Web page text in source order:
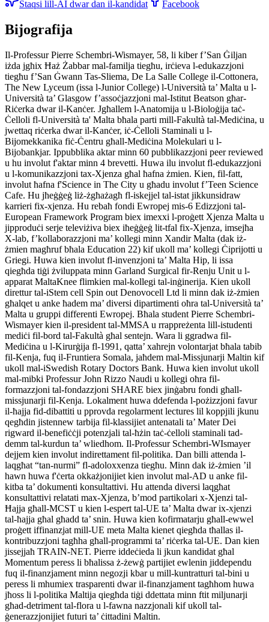
Staqsi lill-AI dwar dan il-kandidat
Facebook
Bijografija
Il-Professur Pierre Schembri-Wismayer, 58, li kiber f’San Ġiljan
iżda jgħix Ħaż Żabbar mal-familja tiegħu, irċieva l-edukazzjoni
tiegħu f’San Ġwann Tas-Sliema, De La Salle College il-Cottonera,
The New Lyceum (issa l-Junior College) l-Università ta’ Malta u l-
Università ta’ Glasgow f’assoċjazzjoni mal-Istitut Beatson għar-
Riċerka dwar il-Kanċer. Jgħallem l-Anatomija u l-Bioloġija taċ-
Ċelloli fl-Università ta' Malta bħala parti mill-Fakultà tal-Mediċina, u
jwettaq riċerka dwar il-Kanċer, iċ-Ċelloli Staminali u l-
Bijomekkanika fiċ-Ċentru għall-Mediċina Molekulari u l-
Bijobankjar. Ippubblika aktar minn 60 pubblikazzjoni peer reviewed
u hu involut f'aktar minn 4 brevetti. Huwa ilu involut fl-edukazzjoni
u l-komunikazzjoni tax-Xjenza għal ħafna żmien. Kien, fil-fatt,
involut ħafna f'Science in The City u għadu involut f’Teen Science
Cafe. Hu jħeġġeġ liż-żgħażagħ fl-iskejjel tal-istat jikkunsidraw
karrieri fix-xjenza. Hu rebaħ fondi Ewropej mis-6 Edizzjoni tal-
European Framework Program biex imexxi l-proġett Xjenza Malta u
jipproduċi serje televiżiva biex iħeġġeġ lit-tfal fix-Xjenza, imsejħa
X-lab, f’kollaborazzjoni ma’ kollegi minn Xandir Malta (dak iż-
żmien magħruf bħala Education 22) kif ukoll ma’ kollegi Ċiprijotti u
Griegi. Huwa kien involut fl-invenzjoni ta’ Malta Hip, li issa
qiegħda tiġi żviluppata minn Garland Surgical fir-Renju Unit u l-
apparat MaltaKnee flimkien mal-kollegi tal-inġinerija. Kien ukoll
direttur tal-iStem cell Spin out Denovocell Ltd li minn dak iż-żmien
għalqet u anke ħadem ma’ diversi dipartimenti oħra tal-Università ta’
Malta u gruppi differenti Ewropej. Bħala student Pierre Schembri-
Wismayer kien il-president tal-MMSA u rrappreżenta lill-istudenti
mediċi fil-bord tal-Fakultà għal sentejn. Wara li ggradwa fil-
Mediċina u l-Kirurġija fl-1991, qatta’ xahrejn volontarjat bħala tabib
fil-Kenja, fuq il-Fruntiera Somala, jaħdem mal-Missjunarji Maltin kif
ukoll mal-iSwedish Rotary Doctors Bank. Huwa kien involut ukoll
mal-mibki Professur John Rizzo Naudi u kollegi oħra fil-
formazzjoni tal-fondazzjoni SHARE biex jinġabru fondi għall-
missjunarji fil-Kenja. Lokalment huwa ddefenda l-pożizzjoni favur
il-ħajja fid-dibattiti u pprovda regolarment lectures lil koppjili jkunu
qegħdin jistennew tarbija fil-klassijiet antenatali ta’ Mater Dei
rigward il-benefiċċji potenzjali tal-ħżin taċ-ċelloli staminali tad-
demm tal-kurdun ta’ wliedhom. Il-Professur Schembri-WIsmayer
dejjem kien involut indirettament fil-politika. Dan billi attenda l-
laqgħat “tan-nurmi” fl-adoloxxenza tiegħu. Minn dak iż-żmien ’il
hawn huwa f'ċerta okkażjonijiet kien involut mal-AD u anke fil-
kitba ta’ dokumenti konsultattivi. Hu attenda diversi laqgħat
konsultattivi relatati max-Xjenza, b’mod partikolari x-Xjenzi tal-
Ħajja għall-MCST u kien l-espert tal-UE ta’ Malta dwar ix-xjenzi
tal-ħajja għal għadd ta’ snin. Huwa kien kofirmatarju għall-ewwel
proġett iffinanzjat mill-UE meta Malta kienet qiegħda tħallas il-
kontribuzzjoni tagħha għall-programmi ta’ riċerka tal-UE. Dan kien
jissejjaħ TRAIN-NET. Pierre iddeċieda li jkun kandidat għal
Momentum peress li bħalissa ż-żewġ partijiet ewlenin jiddependu
fuq il-finanzjament minn negozji kbar u mill-kuntratturi tal-bini u
peress li mhumiex trasparenti dwar il-finanzjament tagħhom huwa
jħoss li l-politika Maltija qiegħda tiġi ddettata minn ftit miljunarji
għad-detriment tal-flora u l-fawna nazzjonali kif ukoll tal-
ġenerazzjonijiet futuri ta’ ċittadini Maltin.